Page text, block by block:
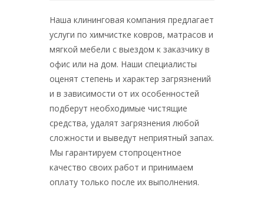
Наша клининговая компания предлагает
услуги по химчистке ковров, матрасов и
мягкой мебели с выездом к заказчику в
офис или на дом. Наши специалисты
оценят степень и характер загрязнений
и в зависимости от их особенностей
подберут необходимые чистящие
средства, удалят загрязнения любой
сложности и выведут неприятный запах.
Мы гарантируем стопроцентное
качество своих работ и принимаем
оплату только после их выполнения.